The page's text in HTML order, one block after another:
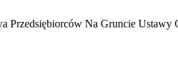
Przedsiębiorców Na Gruncie Ustawy